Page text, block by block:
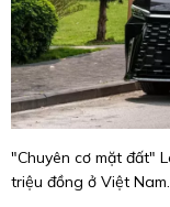
"Chuyên cơ mặt đất"
triệu đồng ở Việt Nam.